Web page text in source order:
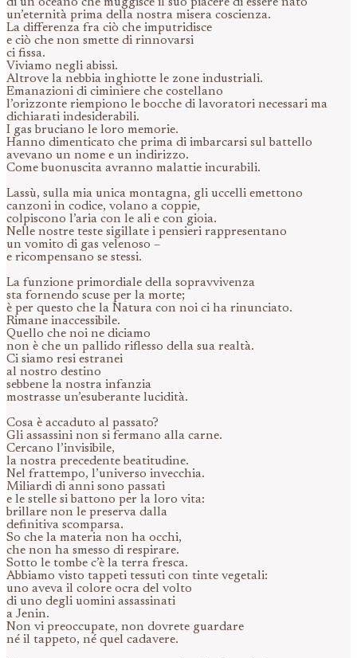
di un oceano che muggisce il suo piacere di essere nato
un’eternità prima della nostra misera coscienza.
La differenza fra ciò che imputridisce
e ciò che non smette di rinnovarsi
ci fissa.
Viviamo negli abissi.
Altrove la nebbia inghiotte le zone industriali.
Emanazioni di ciminiere che costellano
l’orizzonte riempiono le bocche di lavoratori necessari ma
dichiarati indesiderabili.
I gas bruciano le loro memorie.
Hanno dimenticato che prima di imbarcarsi sul battello
avevano un nome e un indirizzo.
Come buonuscita avranno malattie incurabili.
Lassù, sulla mia unica montagna, gli uccelli emettono
canzoni in codice, volano a coppie,
colpiscono l’aria con le ali e con gioia.
Nelle nostre teste sigillate i pensieri rappresentano
un vomito di gas velenoso –
e ricompensano se stessi.
La funzione primordiale della sopravvivenza
sta fornendo scuse per la morte;
è per questo che la Natura con noi ci ha rinunciato.
Rimane inaccessibile.
Quello che noi ne diciamo
non è che un pallido riflesso della sua realtà.
Ci siamo resi estranei
al nostro destino
sebbene la nostra infanzia
mostrasse un’esuberante lucidità.
Cosa è accaduto al passato?
Gli assassini non si fermano alla carne.
Cercano l’invisibile,
la nostra precedente beatitudine.
Nel frattempo, l’universo invecchia.
Miliardi di anni sono passati
e le stelle si battono per la loro vita:
brillare non le preserva dalla
definitiva scomparsa.
So che la materia non ha occhi,
che non ha smesso di respirare.
Sotto le tombe c’è la terra fresca.
Abbiamo visto tappeti tessuti con tinte vegetali:
uno aveva il colore ocra del volto
di uno degli uomini assassinati
a Jenin.
Non vi preoccupate, non dovrete guardare
né il tappeto, né quel cadavere.